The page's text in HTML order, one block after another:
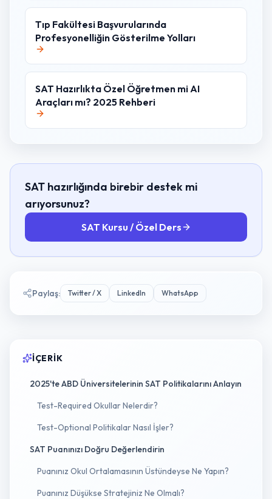
Tıp Fakültesi Başvurularında
Profesyonelliğin Gösterilme Yolları
SAT Hazırlıkta Özel Öğretmen mi AI
Araçları mı? 2025 Rehberi
SAT hazırlığında birebir destek mi
arıyorsunuz?
SAT Kursu / Özel Ders
Paylaş: Twitter / X LinkedIn WhatsApp
İÇERIK
2025'te ABD Üniversitelerinin SAT Politikalarını Anlayın
Test-Required Okullar Nelerdir?
Test-Optional Politikalar Nasıl İşler?
SAT Puanınızı Doğru Değerlendirin
Puanınız Okul Ortalamasının Üstündeyse Ne Yapın?
Puanınız Düşükse Stratejiniz Ne Olmalı?